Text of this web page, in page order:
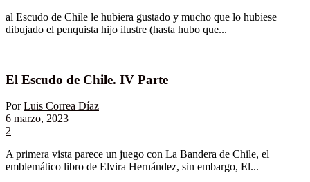
al Escudo de Chile le hubiera gustado y mucho que lo hubiese
dibujado el penquista hijo ilustre (hasta hubo que...
El Escudo de Chile. IV Parte
Por Luis Correa Díaz
6 marzo, 2023
2
A primera vista parece un juego con La Bandera de Chile, el
emblemático libro de Elvira Hernández, sin embargo, El...